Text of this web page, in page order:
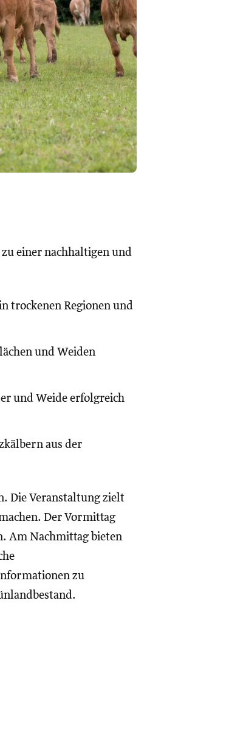
einer nachhaltigen und
trockenen Regionen und
und Weiden
und Weide erfolgreich
aus der
Die Veranstaltung zielt
Der Vormittag
Am Nachmittag bieten
zu